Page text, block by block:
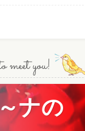
you!
ナの